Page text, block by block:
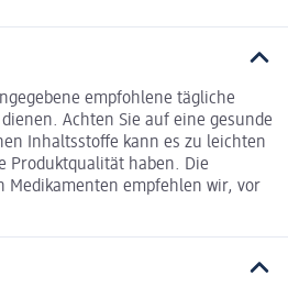
empfohlene tägliche
Achten Sie auf eine gesunde
Inhaltsstoffe kann es zu leichten
Produktqualität haben. Die
Medikamenten empfehlen wir, vor